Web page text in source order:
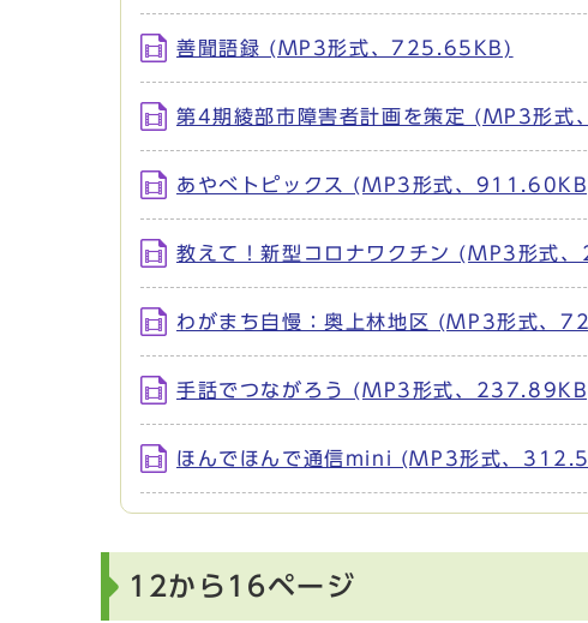
善聞語録 (MP3形式、725.65KB)
第4期綾部市障害者計画を策定 (MP3形
あやべトピックス (MP3形式、
教えて！新型コロナワクチン (MP3形式
わがまち自慢：奥上林地区 (MP3形式、
手話でつながろう (MP3形式、
ほんでほんで通信mini (MP3形式、
12から16ページ